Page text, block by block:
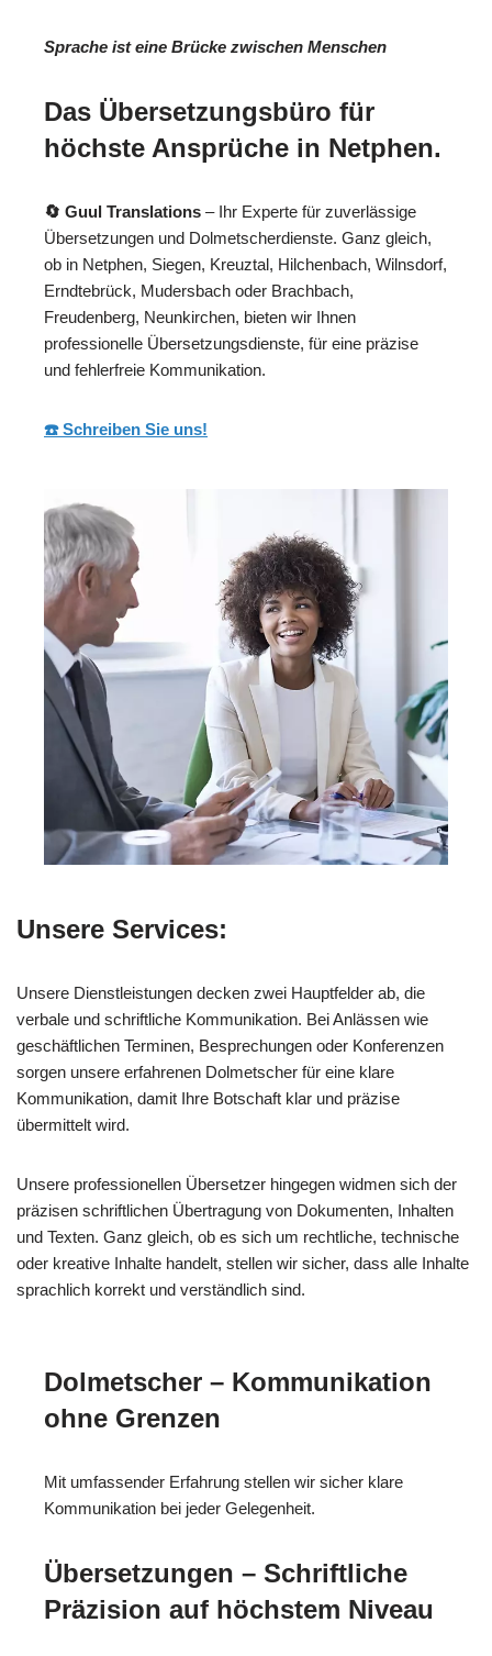
Sprache ist eine Brücke zwischen Menschen
Das Übersetzungsbüro für
höchste Ansprüche in Netphen.
🔄 Guul Translations – Ihr Experte für zuverlässige
Übersetzungen und Dolmetscherdienste. Ganz gleich,
ob in Netphen, Siegen, Kreuztal, Hilchenbach, Wilnsdorf,
Erndtebrück, Mudersbach oder Brachbach,
Freudenberg, Neunkirchen, bieten wir Ihnen
professionelle Übersetzungsdienste, für eine präzise
und fehlerfreie Kommunikation.
☎️ Schreiben Sie uns!
Unsere Services:
Unsere Dienstleistungen decken zwei Hauptfelder ab, die
verbale und schriftliche Kommunikation. Bei Anlässen wie
geschäftlichen Terminen, Besprechungen oder Konferenzen
sorgen unsere erfahrenen Dolmetscher für eine klare
Kommunikation, damit Ihre Botschaft klar und präzise
übermittelt wird.
Unsere professionellen Übersetzer hingegen widmen sich der
präzisen schriftlichen Übertragung von Dokumenten, Inhalten
und Texten. Ganz gleich, ob es sich um rechtliche, technische
oder kreative Inhalte handelt, stellen wir sicher, dass alle Inhalte
sprachlich korrekt und verständlich sind.
Dolmetscher – Kommunikation
ohne Grenzen
Mit umfassender Erfahrung stellen wir sicher klare
Kommunikation bei jeder Gelegenheit.
Übersetzungen – Schriftliche
Präzision auf höchstem Niveau